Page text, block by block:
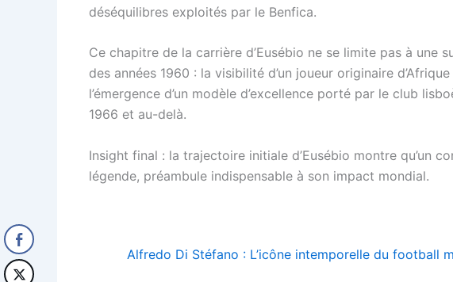
déséquilibres exploités par le Benfica.
Ce chapitre de la carrière d’Eusébio ne se limite pas à
des années 1960 : la visibilité d’un joueur originaire
l’émergence d’un modèle d’excellence porté par le club
1966 et au-delà.
Insight final : la trajectoire initiale d’Eusébio montre qu’un
légende, préambule indispensable à son impact mondial.
Alfredo Di Stéfano : L’icône intemporelle du football